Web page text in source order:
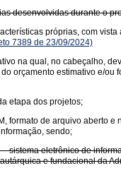
desenvolvidas durante o
próprias, com
7389 de 23/09/2024)
na qual, no cabeçalho,
orçamento estimativo e/
etapa dos projetos;
formato de arquivo aberto
sendo;
sistema eletrônico de
e fundacional da